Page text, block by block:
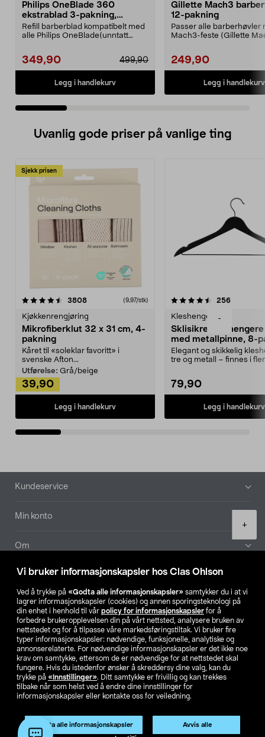
Vi bruker informasjonskapsler hos Clas Ohlson
Ved å trykke på «Godta alle informasjonskapsler» samtykker du i at vi
lagrer informasjonskapsler (cookies) og annen sporingsteknologi på
din enhet i henhold til vår policy for informasjonskapsler for å
forbedre brukeropplevelsen din på vårt nettsted, analysere bruken av
nettstedet og for å tilpasse våre markedsføringstiltak. Vi bruker fire
typer informasjonskapsler: nødvendige, funksjonelle, analytiske og
annonserelaterte. For nødvendige informasjonskapsler er det ikke noe
krav om samtykke, ettersom de er nødvendige for at nettstedet skal
fungere. Hvis du istedenfor ønsker å skreddersy dine valg, kan du
trykke på «Innstillinger». Ditt samtykke er frivillig og kan trekkes
tilbake når som helst ved å endre dine innstillinger for
informasjonskapsler eller kontakte oss for veiledning.
Godta alle informasjonskapsler Avvis alle
-
+
Legg i handlekurv
Philips OneBlade 360
ekstrablad 3-pakning,
QP430/50
Refill barberblad kompatibelt med
alle Philips OneBlade(unntatt
349,90 499,90
Legg i handlekurv
Gillette Mach3
12-pakning
Passer alle barberhøvler
Mach3-feste (Gillette
249,90
Legg i handlekurv
Uvanlig gode priser på vanlige ting
Sjekk prisen
3808anmeldelser(9,97/stk)
Kjøkkenrengjøring
Mikrofiberklut 32 x 31 cm, 4-
pakning
Kåret til «soleklar favoritt» i
svenske Afton...
Utførelse: Grå/beige
39,90
Legg i handlekurv
4.5av 5 stjerner 256
Kleshengere
Sklisikre
med metallpinne, 8-
Elegant og skikkelig
tre og metall – finnes i
79,90
Legg i handlekurv
4.5av 5 stjerner
Bunntekst
Kundeservice
Min konto
Om
Aktuelt
Våre selskaper
Finn din butikk
SE NO FI